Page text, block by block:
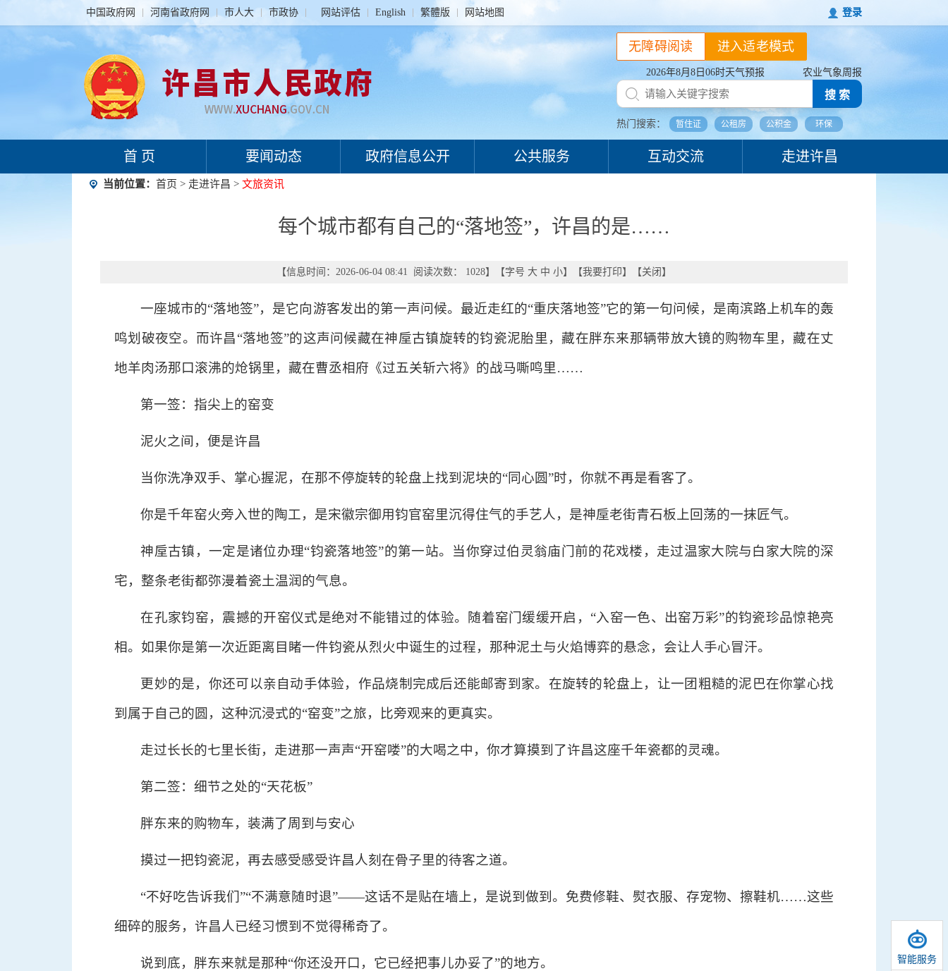
中国政府网 河南省政府网 市人大 市政协 网站评估 English 繁體版 网站地图 登录
2026年8月8日06时天气预报 农业气象周报
搜 索
热门搜索： 暂住证 公租房 公积金 环保
进入适老模式
无障碍阅读
首 页 要闻动态 政府信息公开 公共服务 互动交流 走进许昌
智能服务
当前位置： 首页 > 走进许昌 > 文旅资讯
每个城市都有自己的“落地签”，许昌的是……
【信息时间：2026-06-04 08:41 阅读次数： 1028】【字号 大 中 小】【我要打印】【关闭 】
一座城市的“落地签”，是它向游客发出的第一声问候。最近走红的“重庆落地签”它的第一句问候，是南滨路上机车的轰
鸣划破夜空。而许昌“落地签”的这声问候藏在神垕古镇旋转的钧瓷泥胎里，藏在胖东来那辆带放大镜的购物车里，藏在丈
地羊肉汤那口滚沸的炝锅里，藏在曹丞相府《过五关斩六将》的战马嘶鸣里……
第一签：指尖上的窑变
泥火之间，便是许昌
当你洗净双手、掌心握泥，在那不停旋转的轮盘上找到泥块的“同心圆”时，你就不再是看客了。
你是千年窑火旁入世的陶工，是宋徽宗御用钧官窑里沉得住气的手艺人，是神垕老街青石板上回荡的一抹匠气。
神垕古镇，一定是诸位办理“钧瓷落地签”的第一站。当你穿过伯灵翁庙门前的花戏楼，走过温家大院与白家大院的深
宅，整条老街都弥漫着瓷土温润的气息。
在孔家钧窑，震撼的开窑仪式是绝对不能错过的体验。随着窑门缓缓开启，“入窑一色、出窑万彩”的钧瓷珍品惊艳亮
相。如果你是第一次近距离目睹一件钧瓷从烈火中诞生的过程，那种泥土与火焰博弈的悬念，会让人手心冒汗。
更妙的是，你还可以亲自动手体验，作品烧制完成后还能邮寄到家。在旋转的轮盘上，让一团粗糙的泥巴在你掌心找
到属于自己的圆，这种沉浸式的“窑变”之旅，比旁观来的更真实。
走过长长的七里长街，走进那一声声“开窑喽”的大喝之中，你才算摸到了许昌这座千年瓷都的灵魂。
第二签：细节之处的“天花板”
胖东来的购物车，装满了周到与安心
摸过一把钧瓷泥，再去感受感受许昌人刻在骨子里的待客之道。
“不好吃告诉我们”“不满意随时退”——这话不是贴在墙上，是说到做到。免费修鞋、熨衣服、存宠物、擦鞋机……这些
细碎的服务，许昌人已经习惯到不觉得稀奇了。
说到底，胖东来就是那种“你还没开口，它已经把事儿办妥了”的地方。